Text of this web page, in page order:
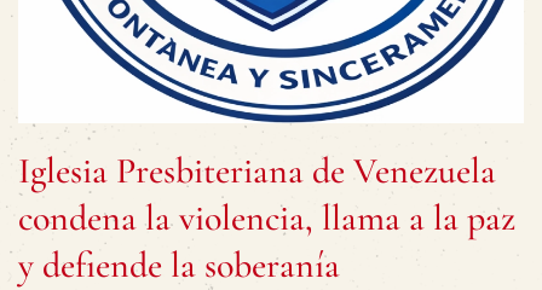
Iglesia Presbiteriana de Venezuela
condena la violencia, llama a la paz
y defiende la soberanía